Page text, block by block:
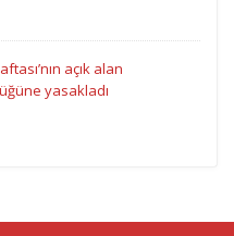
açık alan
yasakladı